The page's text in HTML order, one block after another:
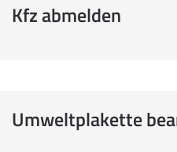
Kfz abmelden
Umweltplakette